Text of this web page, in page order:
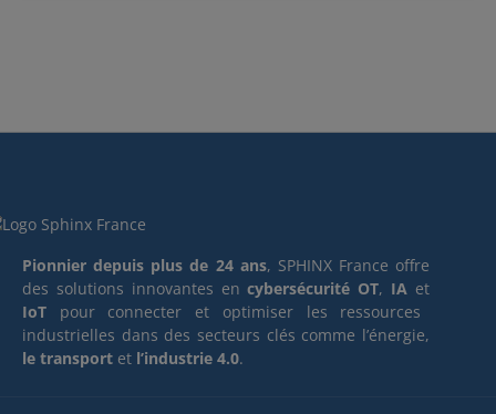
Pionnier depuis plus de 24 ans, SPHINX France offre
des solutions innovantes encybersécurité OT, IA et
IoT pour connecter et optimiser les ressources
industrielles dans des secteurs clés comme l’énergie,
le transport et l’industrie 4.0.